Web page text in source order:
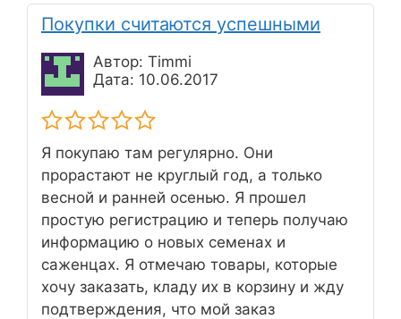
Покупки считаются успешными
Автор: Timmi
Дата: 10.06.2017
Я покупаю там регулярно. Они
прорастают не круглый год, а только
весной и ранней осенью. Я прошел
простую регистрацию и теперь получаю
информацию о новых семенах и
саженцах. Я отмечаю товары, которые
хочу заказать, кладу их в корзину и жду
подтверждения, что мой заказ